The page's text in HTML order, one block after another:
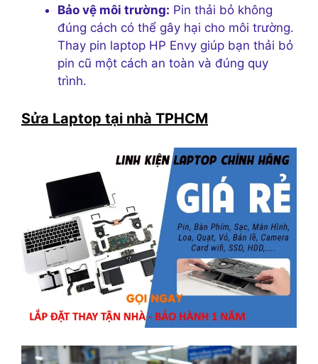
Bảo vệ môi trường: Pin thải bỏ không
đúng cách có thể gây hại cho môi trường.
Thay pin laptop HP Envy giúp bạn thải bỏ
pin cũ một cách an toàn và đúng quy
trình.
Sửa Laptop tại nhà TPHCM